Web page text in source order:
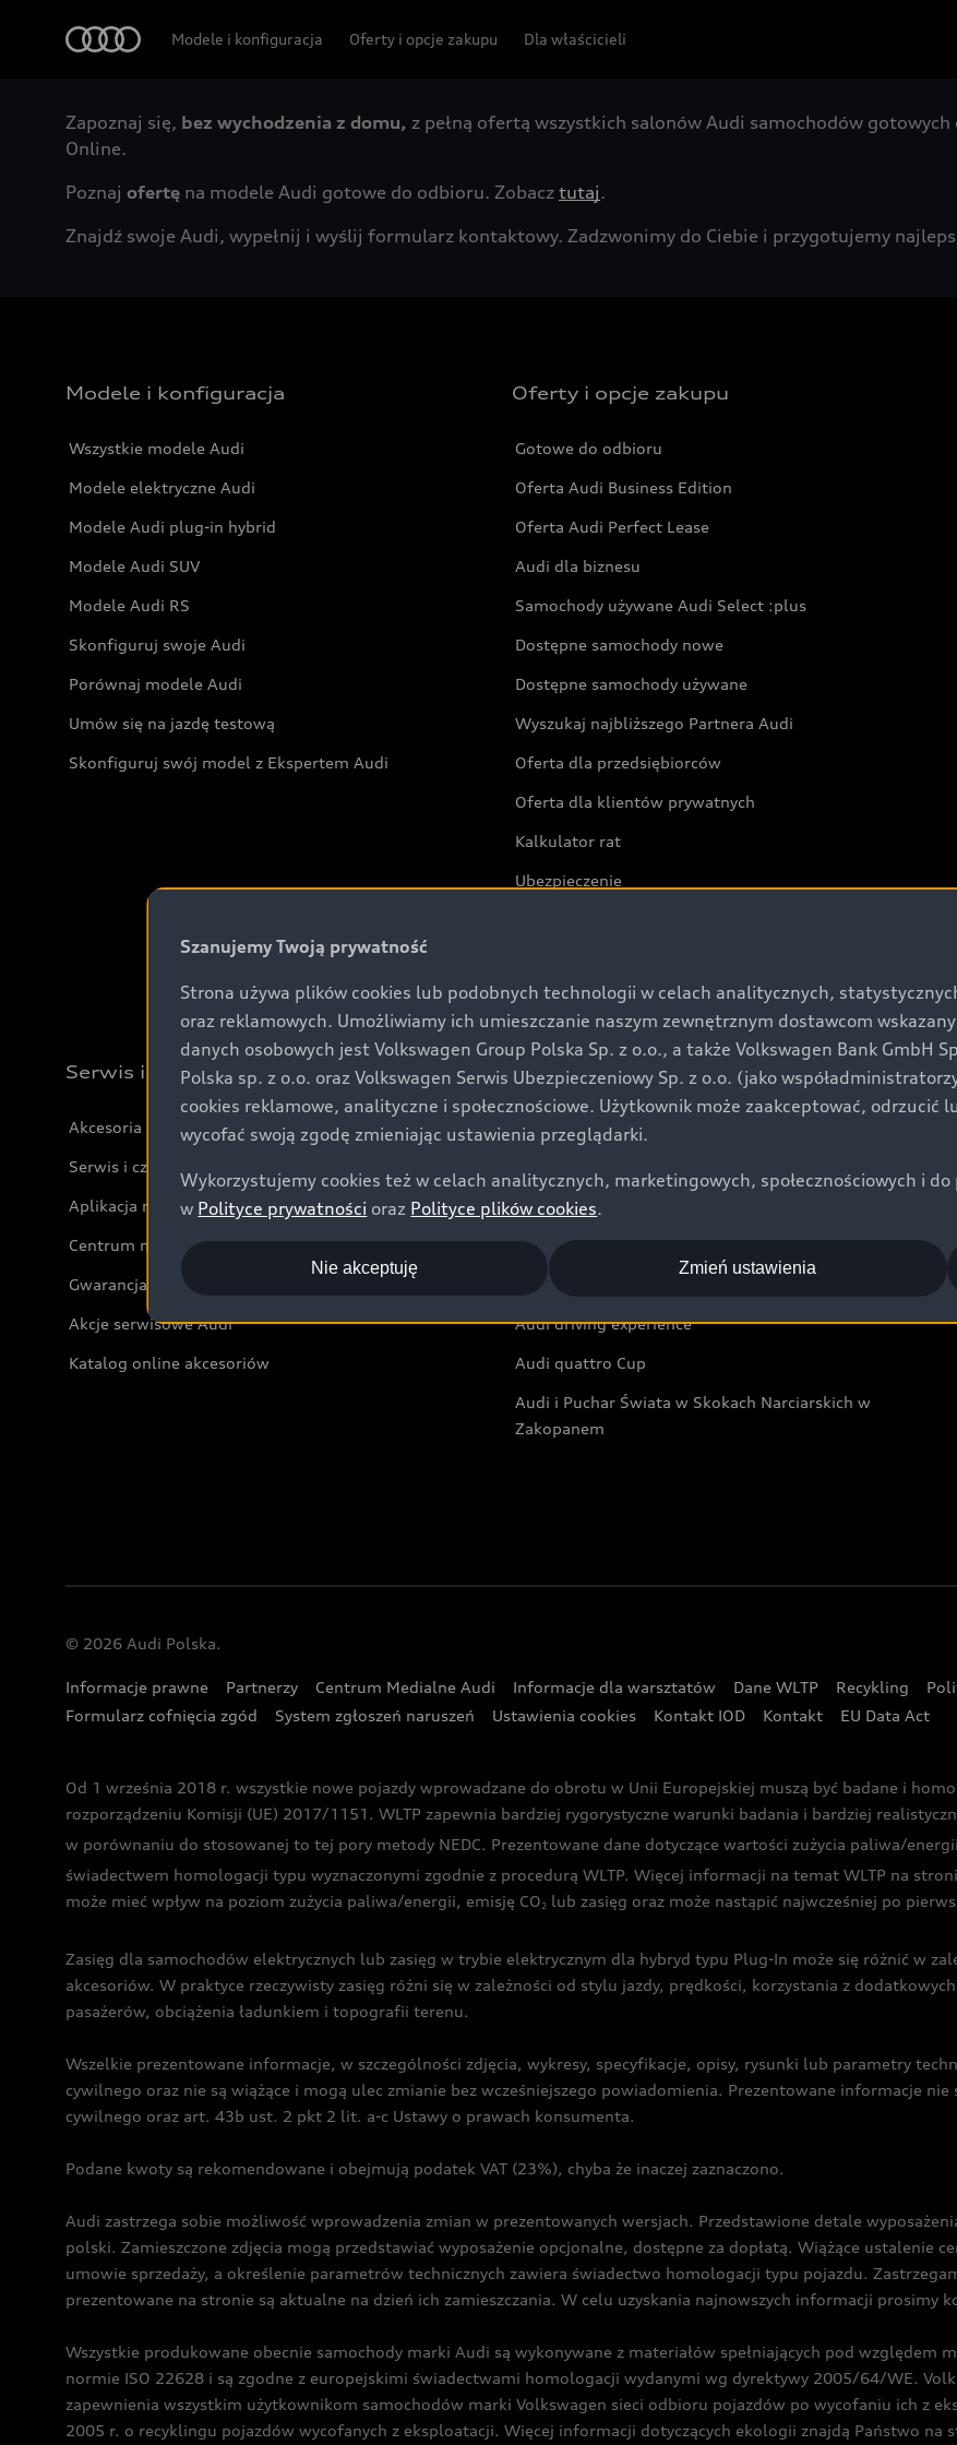
Modele i konfiguracja Oferty i opcje zakupu Dla właścicieli
Zapoznaj się, bez wychodzenia z domu, z pełną ofertą wszystkich salonów Audi samochodów
Online.
Poznaj ofertę na modele Audi gotowe do odbioru. Zobacz tutaj.
Znajdź swoje Audi, wypełnij i wyślij formularz kontaktowy. Zadzwonimy do Ciebie i przygotujemy
Modele i konfiguracja
Wszystkie modele Audi
Modele elektryczne Audi
Modele Audi plug-in hybrid
Modele Audi SUV
Modele Audi RS
Skonfiguruj swoje Audi
Porównaj modele Audi
Umów się na jazdę testową
Skonfiguruj swój model z Ekspertem Audi
Oferty i opcje zakupu
Gotowe do odbioru
Oferta Audi Business Edition
Oferta Audi Perfect Lease
Audi dla biznesu
Samochody używane Audi Select :plus
Dostępne samochody nowe
Dostępne samochody używane
Wyszukaj najbliższego Partnera Audi
Oferta dla przedsiębiorców
Oferta dla klientów prywatnych
Kalkulator rat
Ubezpieczenie
Audi exclusive
Serwis i akcesoria
Akcesoria
Serwis i części
Aplikacja myAudi i usługi cyfrowe
Centrum napraw powypadkowych
Gwarancja
Akcje serwisowe Audi
Katalog online akcesoriów
Świat Audi
Aktualności i historie postępu
Audi Nuvolari
Audi Sport Festiwal
Audi i Muzeum Sztuki Nowoczesnej w Warszawie
Audi driving experience
Audi quattro Cup
Audi i Puchar Świata w Skokach Narciarskich w
Zakopanem
© 2026 Audi Polska.
Informacje prawne Partnerzy Centrum Medialne Audi Informacje dla warsztatów Dane WLTP Recykling
Formularz cofnięcia zgód
System zgłoszeń naruszeń Ustawienia cookies Kontakt IOD Kontakt EU Data Act
Od 1 września 2018 r. wszystkie nowe pojazdy wprowadzane do obrotu w Unii Europejskiej muszą być badane i
rozporządzeniu Komisji (UE) 2017/1151. WLTP zapewnia bardziej rygorystyczne warunki badania i bardziej
w porównaniu do stosowanej to tej pory metody NEDC. Prezentowane dane dotyczące wartości zużycia paliwa/
świadectwem homologacji typu wyznaczonymi zgodnie z procedurą WLTP. Więcej informacji na temat WLTP na
może mieć wpływ na poziom zużycia paliwa/energii, emisję CO2 lub zasięg oraz może nastąpić najwcześniej po
Zasięg dla samochodów elektrycznych lub zasięg w trybie elektrycznym dla hybryd typu Plug-In może się różnić w
akcesoriów. W praktyce rzeczywisty zasięg różni się w zależności od stylu jazdy, prędkości, korzystania z
pasażerów, obciążenia ładunkiem i topografii terenu.
Wszelkie prezentowane informacje, w szczególności zdjęcia, wykresy, specyfikacje, opisy, rysunki lub parametry
cywilnego oraz nie są wiążące i mogą ulec zmianie bez wcześniejszego powiadomienia. Prezentowane informacje
cywilnego oraz art. 43b ust. 2 pkt 2 lit. a-c Ustawy o prawach konsumenta.
Podane kwoty są rekomendowane i obejmują podatek VAT (23%), chyba że inaczej zaznaczono.
Audi zastrzega sobie możliwość wprowadzenia zmian w prezentowanych wersjach. Przedstawione detale
polski. Zamieszczone zdjęcia mogą przedstawiać wyposażenie opcjonalne, dostępne za dopłatą. Wiążące ustalenie
umowie sprzedaży, a określenie parametrów technicznych zawiera świadectwo homologacji typu pojazdu.
prezentowane na stronie są aktualne na dzień ich zamieszczania. W celu uzyskania najnowszych informacji prosimy
Wszystkie produkowane obecnie samochody marki Audi są wykonywane z materiałów spełniających pod względem
normie ISO 22628 i są zgodne z europejskimi świadectwami homologacji wydanymi wg dyrektywy 2005/64/WE.
zapewnienia wszystkim użytkownikom samochodów marki Volkswagen sieci odbioru pojazdów po wycofaniu ich z
2005 r. o recyklingu pojazdów wycofanych z eksploatacji. Więcej informacji dotyczących ekologii znajdą Państwo na
Szanujemy Twoją prywatność
Strona używa plików cookies lub podobnych technologii w celach analitycznych,
oraz reklamowych. Umożliwiamy ich umieszczanie naszym zewnętrznym dostawcom
danych osobowych jest Volkswagen Group Polska Sp. z o.o., a także Volkswagen Bank GmbH
Polska sp. z o.o. oraz Volkswagen Serwis Ubezpieczeniowy Sp. z o.o. (jako
cookies reklamowe, analityczne i społecznościowe. Użytkownik może zaakceptować, odrzucić
wycofać swoją zgodę zmieniając ustawienia przeglądarki.
Wykorzystujemy cookies też w celach analitycznych, marketingowych, społecznościowych i
w Polityce prywatności oraz Polityce plików cookies.
Nie akceptuję Zmień ustawienia